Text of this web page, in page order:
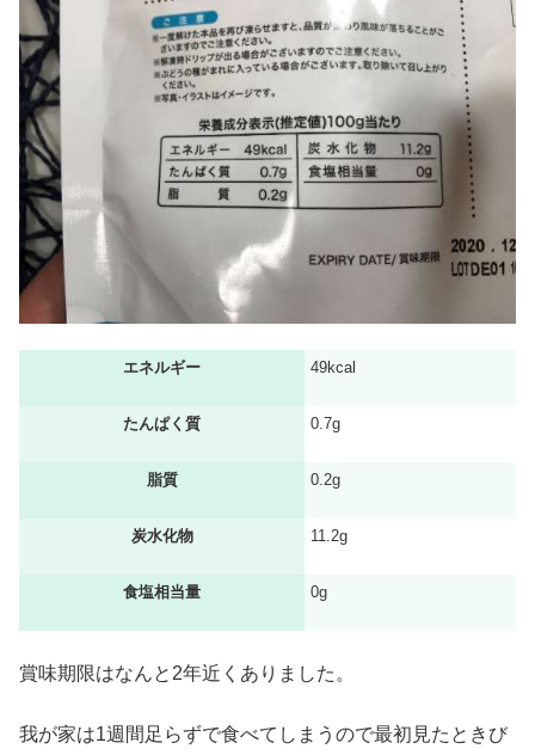
エネルギー 49kcal
たんぱく質 0.7g
脂質 0.2g
炭水化物 11.2g
食塩相当量 0g
賞味期限はなんと2年近くありました。
我が家は1週間足らずで食べてしまうので最初見たときび